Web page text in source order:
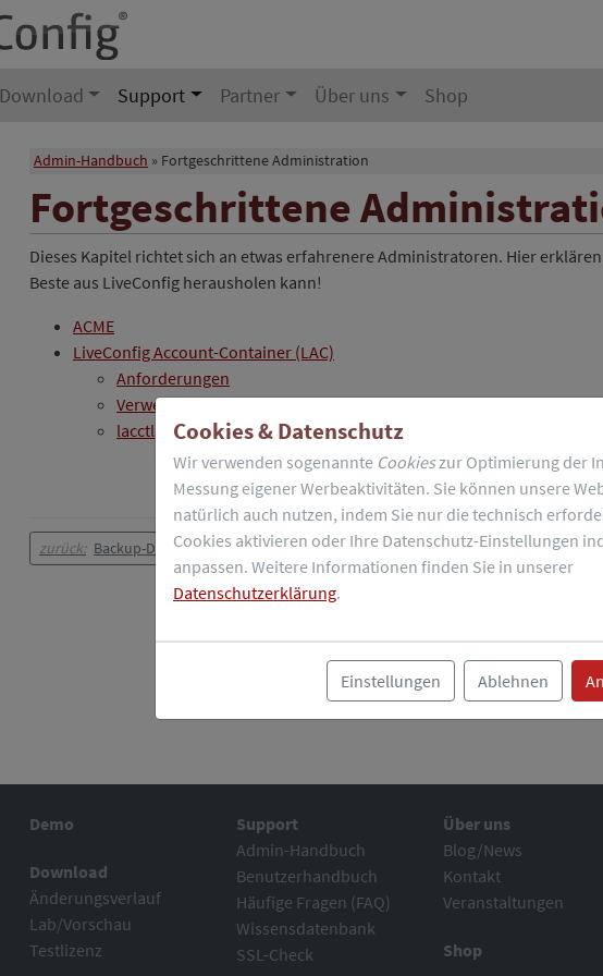
Download Support Partner Über uns Shop
Admin-Handbuch Fortgeschrittene Administration
Fortgeschrittene
Dieses Kapitel richtet sich an etwas erfahrenere Administratoren. Hier
Beste aus LiveConfig herausholen kann!
ACME
LiveConfig Account-Container (LAC)
Anforderungen
Verwendung
lacctl
zurück: Backup-Dienst
Letzte Aktualisierung:
03.07.2026 11:04:15
Demo
Download
Änderungsverlauf
Lab/Vorschau
Testlizenz
Support
Admin-Handbuch
Benutzerhandbuch
Häufige Fragen (FAQ)
Wissensdatenbank
SSL-Check
Über uns
Blog/News
Kontakt
Veranstaltungen
Shop
Cookies & Datenschutz
Wir verwenden sogenannte Cookieszur Optimierung der
Messung eigener Werbeaktivitäten. Sie können unsere
natürlich auch nutzen, indem Sie nur die technisch
Cookies aktivieren oder Ihre Datenschutz-Einstellungen
anpassen. Weitere Informationen finden Sie in unserer
Datenschutzerklärung.
Einstellungen Ablehnen